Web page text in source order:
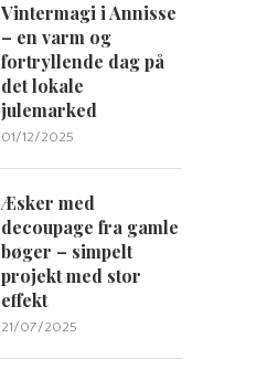
Vintermagi i Annisse
– en varm og
fortryllende dag på
det lokale
julemarked
01/12/2025
Æsker med
decoupage fra gamle
bøger – simpelt
projekt med stor
effekt
21/07/2025